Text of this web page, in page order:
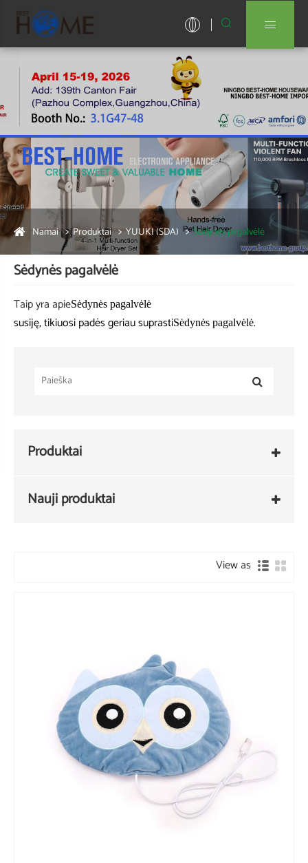
 
Namai Produktai YUUKI (SDA) Sėdynės pagalvėlė
Sėdynės pagalvėlė
Taip yra apieSėdynės pagalvėlė
susiję, tikiuosi padės geriau suprastiSėdynės pagalvėlė.
Produktai
Nauji produktai
View as